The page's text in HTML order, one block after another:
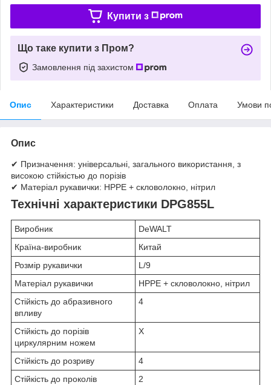
Купити з
Що таке купити з Пром?
Замовлення під захистом
Опис Характеристики Доставка Оплата Умови
Опис
✔ Призначення: універсальні, загального використання, з
високою стійкістью до порізів
✔ Матеріал рукавички: HPPE + скловолокно, нітрил
Технічні характеристики DPG855L
Виробник
DeWALT
Країна-виробник
Китай
Розмір рукавички
L/9
Матеріал рукавички
HPPE + скловолокно, нітрил
Стійкість до абразивного
впливу
4
Стійкість до порізів
циркулярним ножем
X
Стійкість до розриву
4
Стійкість до проколів
2